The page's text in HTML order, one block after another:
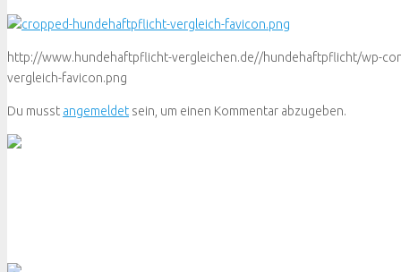
http://www.hundehaftpflicht-vergleichen.de//hundehaftpflicht/wp-
vergleich-favicon.png
Du musst angemeldet sein, um einen Kommentar abzugeben.